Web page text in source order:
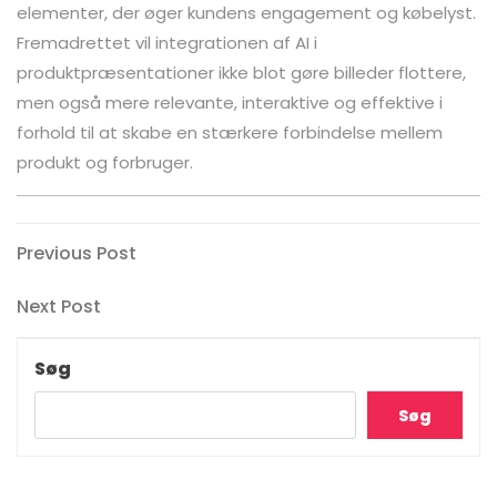
elementer, der øger kundens engagement og købelyst.
Fremadrettet vil integrationen af AI i
produktpræsentationer ikke blot gøre billeder flottere,
men også mere relevante, interaktive og effektive i
forhold til at skabe en stærkere forbindelse mellem
produkt og forbruger.
Indlægsnavigation
Previous
Previous Post
Next
Next Post
Søg
Søg